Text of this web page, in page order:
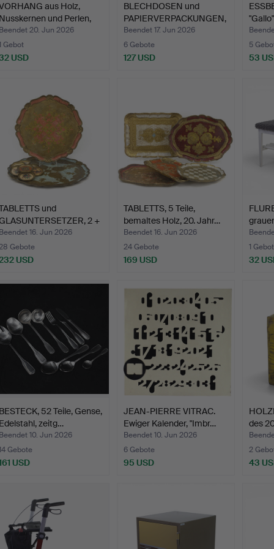
aus Holz,
und Perlen,
20. Jun 2026
Gebot
USD
BLECHDOSEN und
PAPIERVERPACKUNGEN,
11 + 5 …
Beendet 17. Jun 2026
6 Gebote
127 USD
5
53
und
2 +
Teile,…16. Jun 2026
Gebote
USD
TABLETTS, 5 Teile,
bemaltes Holz, 20. Jahr…
Beendet 16. Jun 2026
24 Gebote
169 USD
1 Gebot
32
52 Teile, Gense,
zeitg…
10. Jun 2026
Gebote
USD
JEAN-PIERRE VITRAC.
Ewiger Kalender, "Imbr…
Beendet 10. Jun 2026
6 Gebote
95 USD
des
2
43